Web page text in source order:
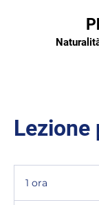
Lezione
1 ora